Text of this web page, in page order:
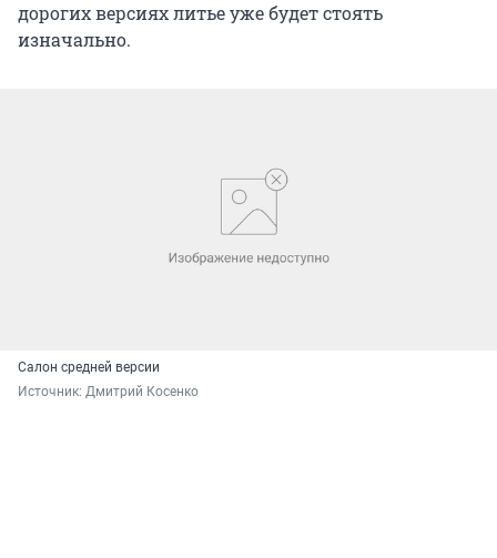
дорогих версиях литье уже будет стоять
изначально.
Салон средней версии
Источник: Дмитрий Косенко